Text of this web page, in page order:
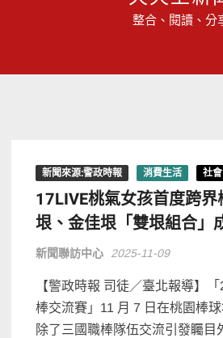
整合、閱讀、分
新聞來源:警政時報 消費生活 社會
17LIVE桃氣女孩首度跨
垠、金佳垠「雙垠組合」
新聞聯訪中心 2025-11-09
【警政時報 司徒／臺北報導】
棒交流賽」11 月 7 日在桃園棒
除了三國職棒隊伍交流引發矚目